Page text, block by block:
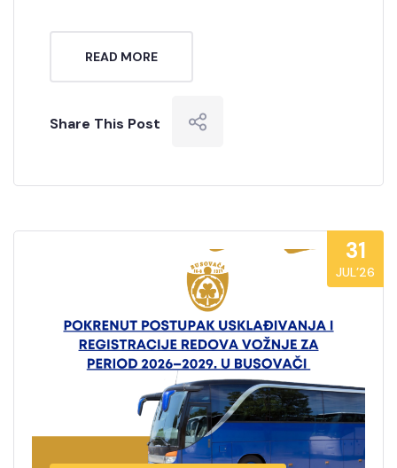
READ MORE
Share This Post
31
JUL’26